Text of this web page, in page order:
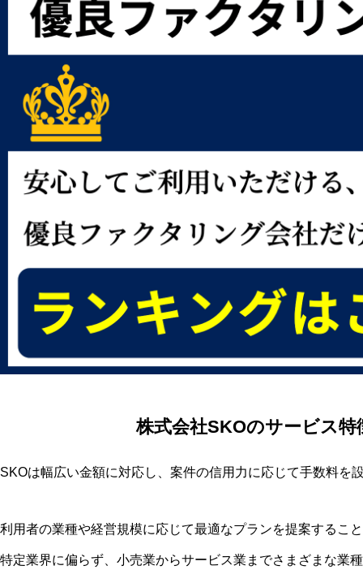
株式会社SKOのサービス特
SKOは幅広い金額に対応し、案件の信用力に応じて手数料を
利用者の業種や経営規模に応じて最適なプランを提案するこ
特定業界に偏らず、小売業からサービス業までさまざまな業